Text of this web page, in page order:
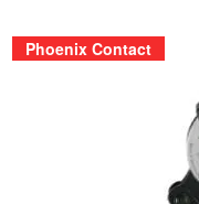
Phoenix Contact